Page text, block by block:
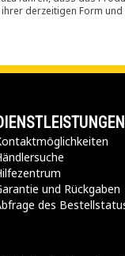
derzeitigen Form
und Rückgaben
des